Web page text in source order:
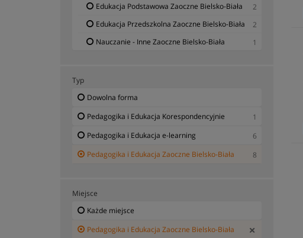
Edukacja Podstawowa Zaoczne Bielsko-Biała
2
Edukacja Przedszkolna Zaoczne Bielsko-Biała
2
Nauczanie - Inne Zaoczne Bielsko-Biała
1
Typ
Dowolna forma
Pedagogika i Edukacja Korespondencyjnie
1
Pedagogika i Edukacja e-learning
6
Pedagogika i Edukacja Zaoczne Bielsko-Biała
8
Miejsce
Każde miejsce
Pedagogika i Edukacja Zaoczne Bielsko-Biała